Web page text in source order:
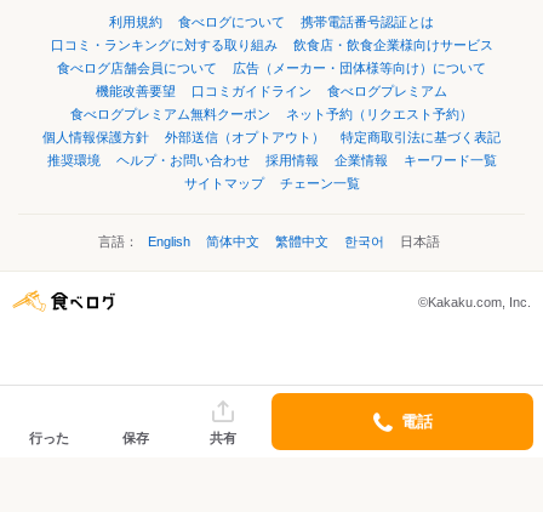
利用規約 食べログについて
携帯電話番号認証とは
口コミ・ランキングに対する取り組み
飲食店・飲食企業様向けサービス
食べログ店舗会員について
広告（メーカー・団体様等向け）について
機能改善要望
口コミガイドライン
食べログプレミアム
食べログプレミアム無料クーポン
ネット予約（リクエスト予約）
個人情報保護方針
外部送信（オプトアウト）
特定商取引法に基づく表記
推奨環境
ヘルプ・お問い合わせ 採用情報 企業情報
キーワード一覧
サイトマップ
チェーン一覧
言語： English 简体中文 繁體中文 한국어 日本語
©Kakaku.com, Inc.
行った 保存 共有
電話